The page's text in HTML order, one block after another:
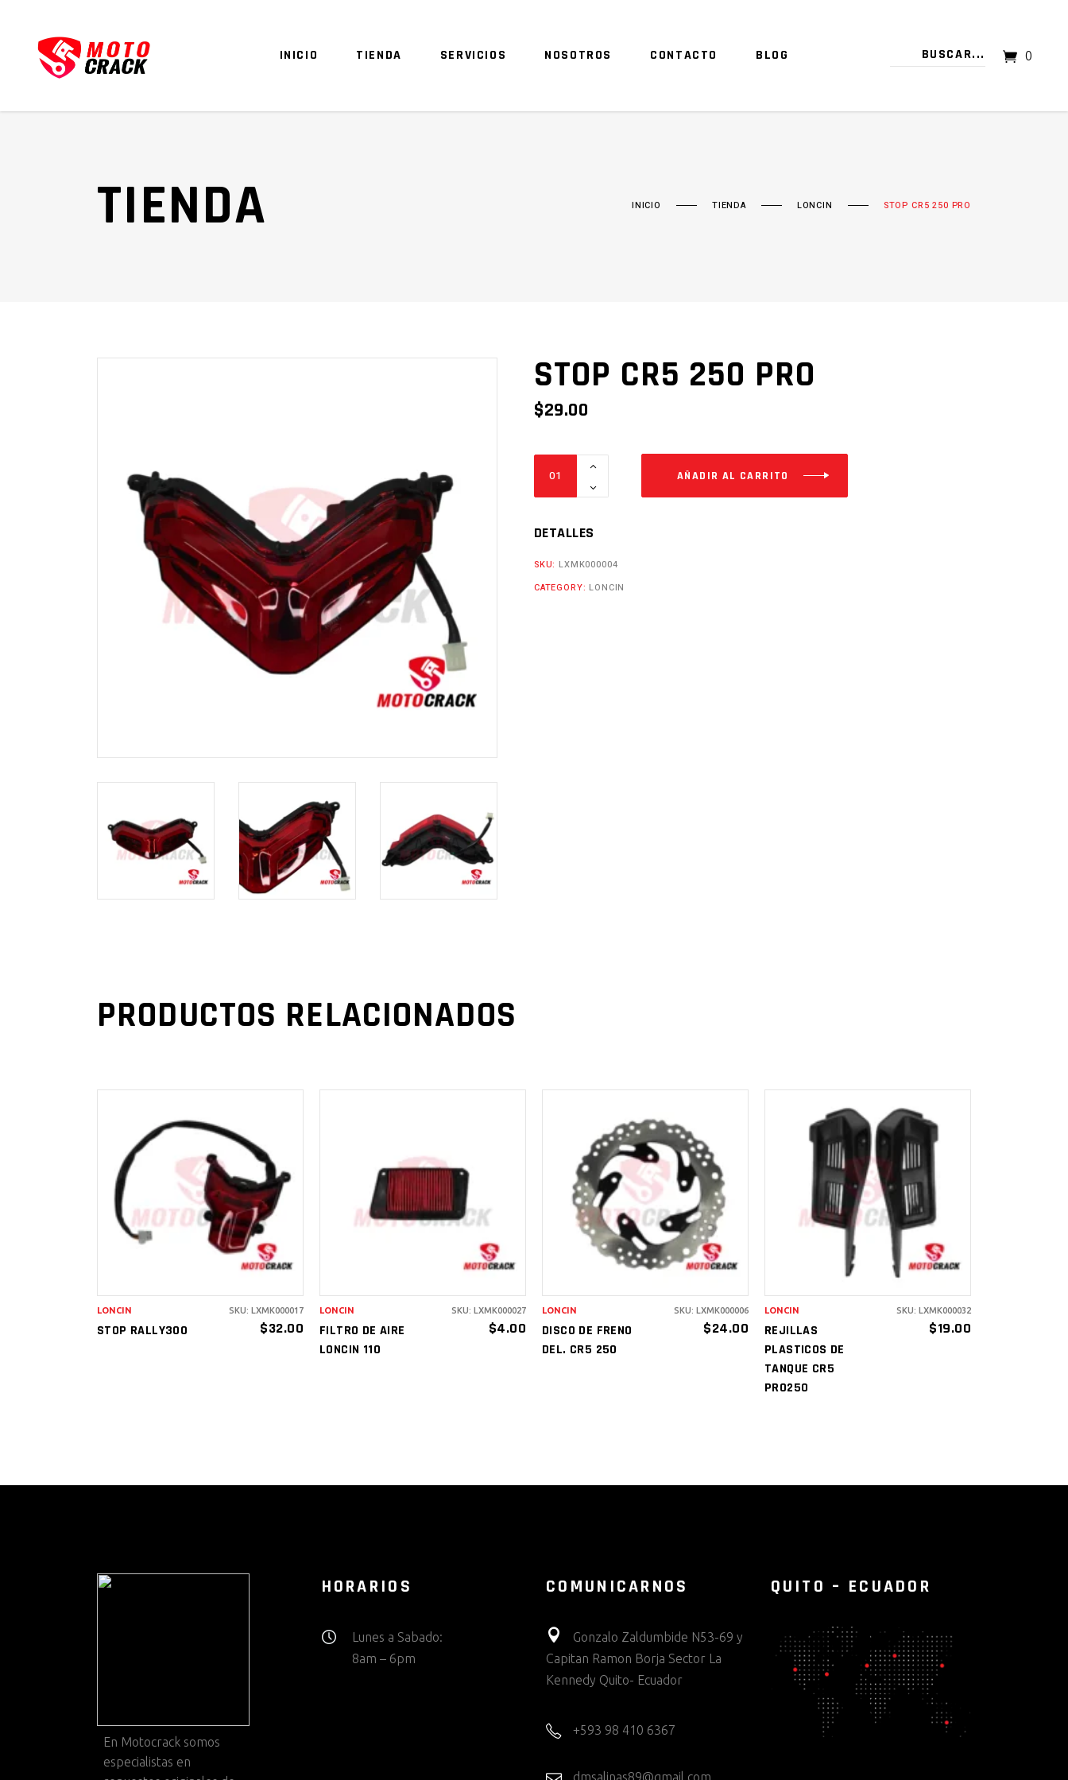
INICIO TIENDA SERVICIOS NOSOTROS CONTACTO BLOG 0
TU CARRITO ESTÁ VACÍO.
TIENDA INICIO TIENDA LONCIN STOP CR5 250 PRO
STOP CR5 250 PRO
$29.00
PRO
AÑADIR AL CARRITO
DETALLES
SKU: LXMK000004
CATEGORY: LONCIN
PRODUCTOS RELACIONADOS
AÑADIR AL
CARRITO
STOP RALLY300 $32.00
LONCIN SKU: LXMK000017
AÑADIR AL
CARRITO
FILTRO DE AIRE
LONCIN 110
$4.00
LONCIN SKU: LXMK000027
AÑADIR AL
CARRITO
DISCO DE FRENO
DEL. CR5 250
$24.00
LONCIN SKU: LXMK000006
AÑADIR AL
CARRITO
REJILLAS
PLASTICOS DE
TANQUE CR5
PRO250
$19.00
LONCIN SKU: LXMK000032
En Motocrack somos
especialistas en
HORARIOS
Lunes a Sabado:
8am – 6pm
COMUNICARNOS
Gonzalo Zaldumbide N53-69 y
Capitan Ramon Borja Sector La
Kennedy Quito- Ecuador
+593 98 410 6367
dmsalinas89@gmail.com
QUITO – ECUADOR